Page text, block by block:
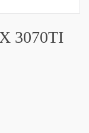
3070TI